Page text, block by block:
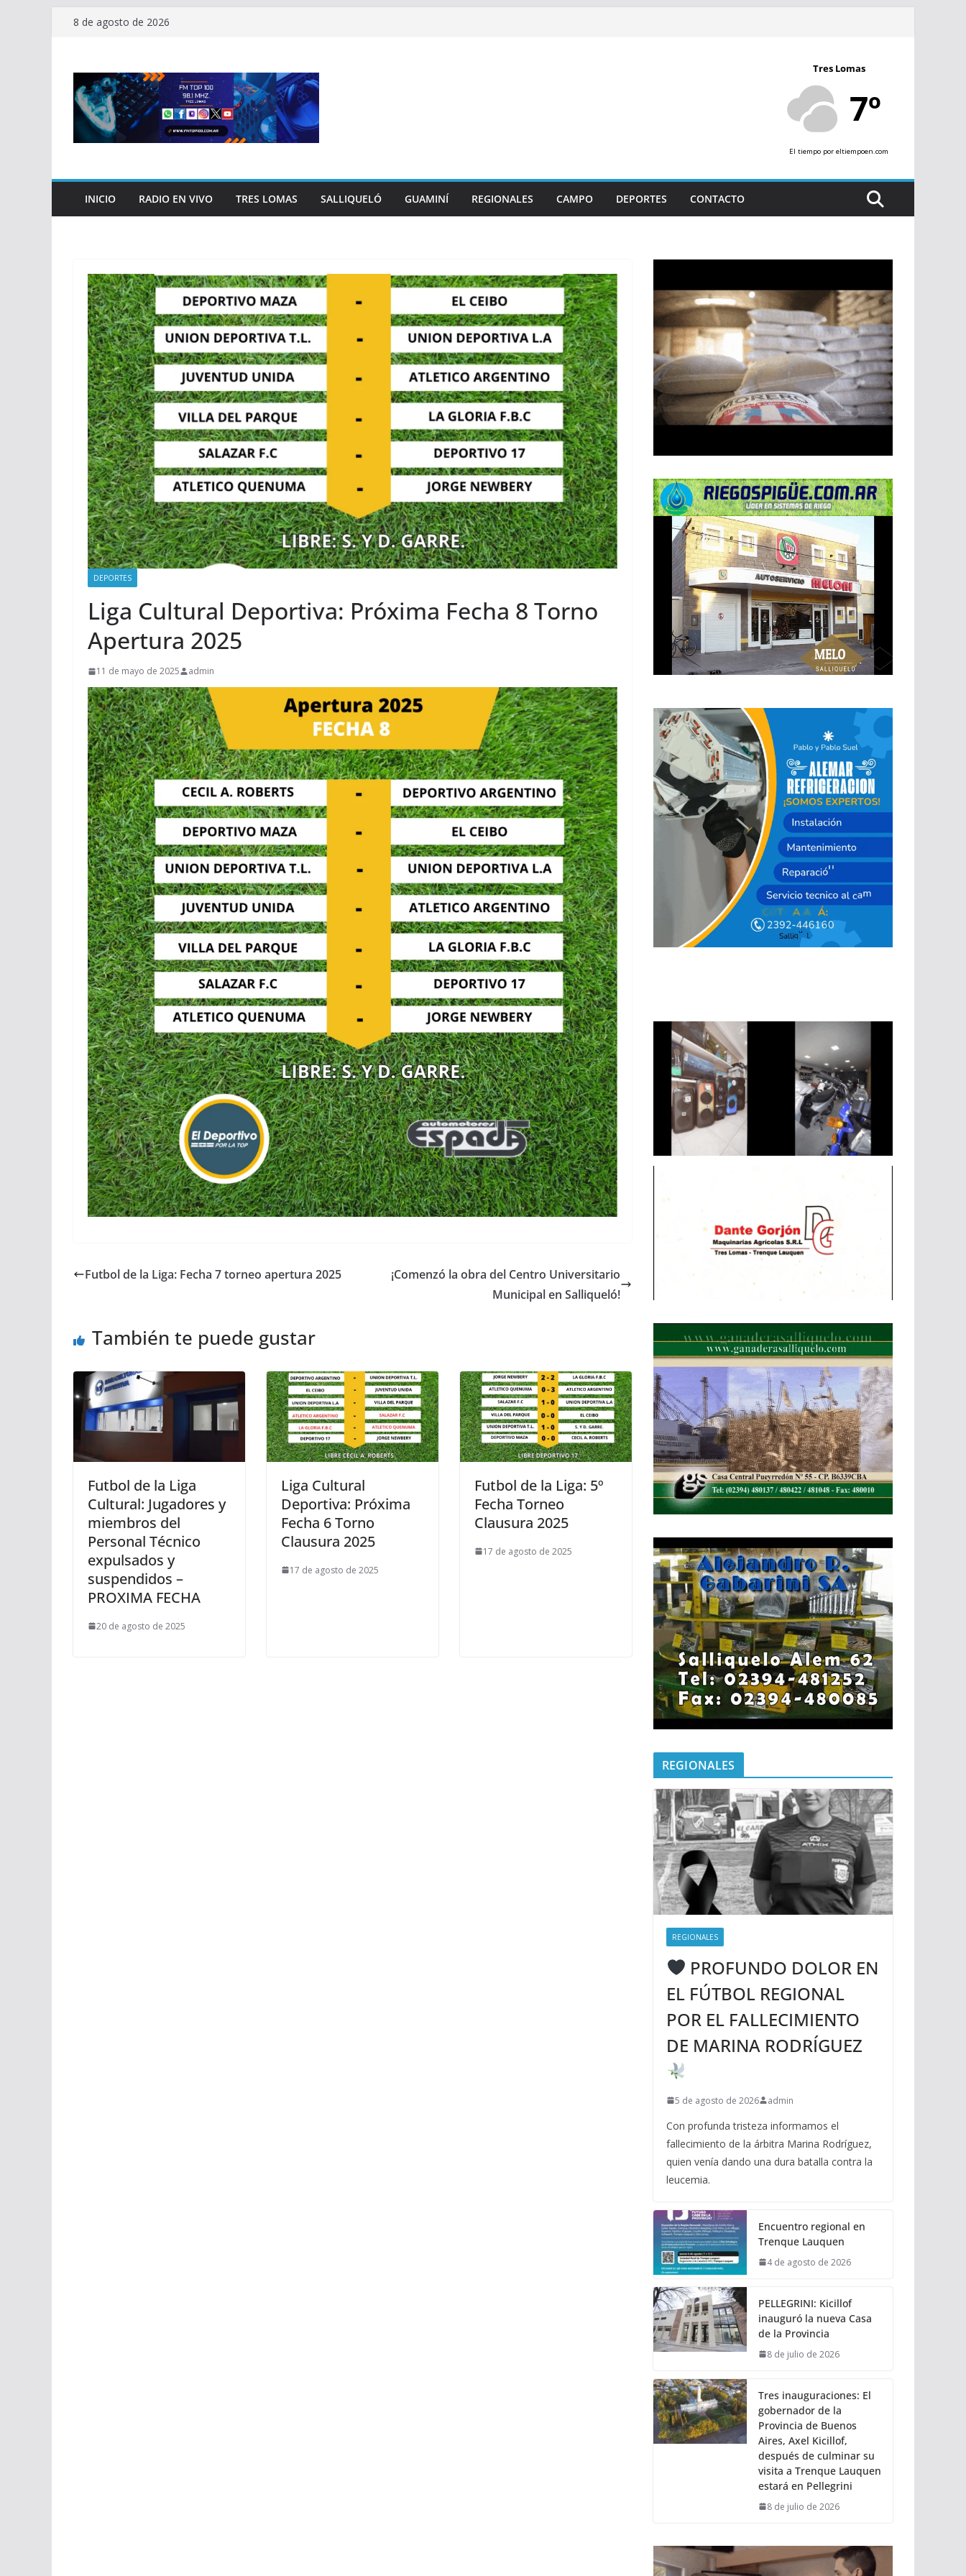
Saltar8 de agosto de 2026
Tres Lomas
7º
El tiempo por eltiempoen.com
INICIO RADIO EN VIVO TRES LOMAS SALLIQUELÓ GUAMINÍ REGIONALES CAMPO DEPORTES CONTACTO
DEPORTES
Liga Cultural Deportiva: Próxima Fecha 8 Torno
Apertura 2025
11 de mayo de 2025 admin
Futbol de la Liga: Fecha 7 torneo apertura 2025
¡Comenzó la obra del Centro Universitario
Municipal en Salliqueló!
También te puede gustar
Futbol de la Liga
Cultural: Jugadores y
miembros del
Personal Técnico
expulsados y
suspendidos –
PROXIMA FECHA
20 de agosto de 2025
Liga Cultural
Deportiva: Próxima
Fecha 6 Torno
Clausura 2025
17 de agosto de 2025
Futbol de la Liga: 5º
Fecha Torneo
Clausura 2025
17 de agosto de 2025
REGIONALES
REGIONALES
PROFUNDO DOLOR EN
EL FÚTBOL REGIONAL
POR EL FALLECIMIENTO
DE MARINA RODRÍGUEZ
5 de agosto de 2026 admin
Con profunda tristeza informamos el
fallecimiento de la árbitra Marina Rodríguez,
quien venía dando una dura batalla contra la
leucemia.
Encuentro regional en
Trenque Lauquen
4 de agosto de 2026
PELLEGRINI: Kicillof
inauguró la nueva Casa
de la Provincia
8 de julio de 2026
Tres inauguraciones: El
gobernador de la
Provincia de Buenos
Aires, Axel Kicillof,
después de culminar su
visita a Trenque Lauquen
estará en Pellegrini
8 de julio de 2026